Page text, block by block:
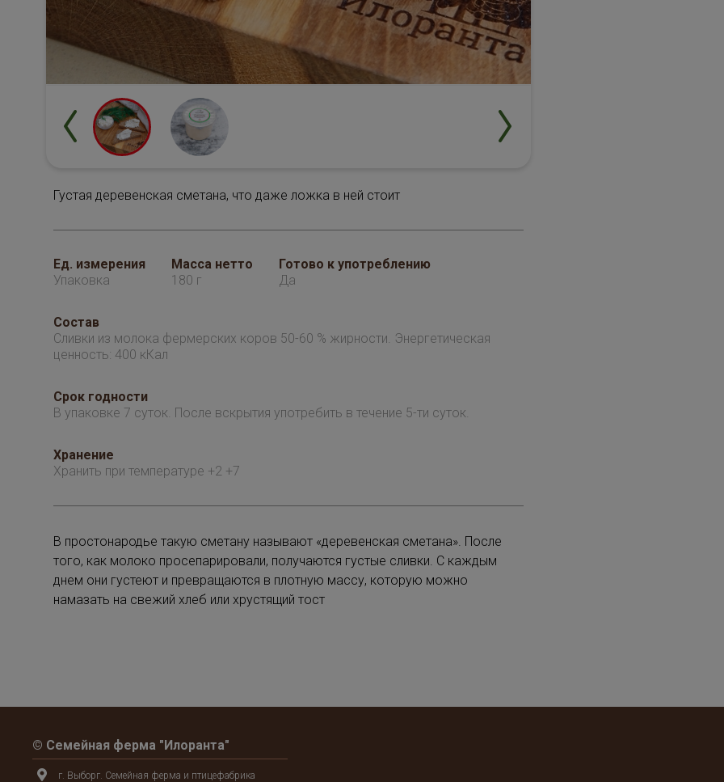
Густая деревенская сметана, что даже ложка в ней стоит
Ед. измерения
Упаковка
Масса нетто
180 г
Готово к употреблению
Да
Состав
Сливки из молока фермерских коров 50-60 % жирности. Энергетическая
ценность: 400 кКал
Срок годности
В упаковке 7 суток. После вскрытия употребить в течение 5-ти суток.
Хранение
Хранить при температуре +2 +7
В простонародье такую сметану называют «деревенская сметана». После
того, как молоко просепарировали, получаются густые сливки. С каждым
днем они густеют и превращаются в плотную массу, которую можно
намазать на свежий хлеб или хрустящий тост
© Семейная ферма "Илоранта"
г. Выборг. Семейная ферма и птицефабрика